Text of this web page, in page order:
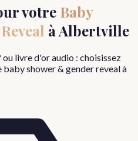
votre Baby
à Albertville
livre d'or audio : choisissez
baby shower & gender revealà